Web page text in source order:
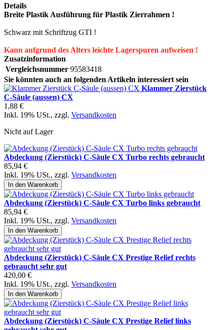
Details
Breite Plastik Ausführung für Plastik Zierrahmen !
Schwarz mit Schriftzug GTI !
Kann aufgrund des Alters leichte Lagerspuren aufweisen !
Zusatzinformation
Vergleichsnummer 95583418
Sie könnten auch an folgenden Artikeln interessiert sein
Klammer Zierstück
C-Säule (aussen) CX
1,88 €
Inkl. 19% USt., zzgl. Versandkosten
Nicht auf Lager
Abdeckung (Zierstück) C-Säule CX Turbo rechts gebraucht
85,94 €
Inkl. 19% USt., zzgl. Versandkosten
In den Warenkorb
Abdeckung (Zierstück) C-Säule CX Turbo links gebraucht
85,94 €
Inkl. 19% USt., zzgl. Versandkosten
In den Warenkorb
Abdeckung (Zierstück) C-Säule CX Prestige Relief rechts
gebraucht sehr gut
420,00 €
Inkl. 19% USt., zzgl. Versandkosten
In den Warenkorb
Abdeckung (Zierstück) C-Säule CX Prestige Relief links